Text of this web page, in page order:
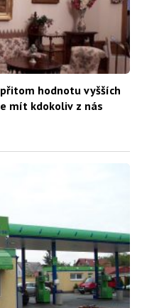
hodnotu vyšších
mít kdokoliv z nás